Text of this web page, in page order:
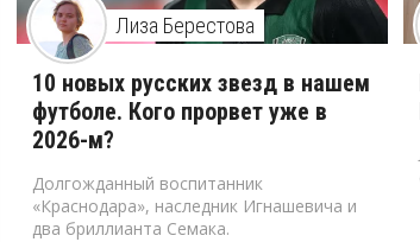
Лиза Берестова
10 новых русских звезд в нашем
футболе. Кого прорвет уже в
2026-м?
Долгожданный воспитанник
«Краснодара», наследник Игнашевича и
два бриллианта Семака.